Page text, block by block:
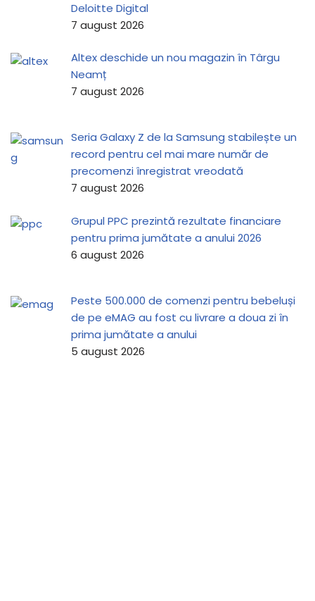
Deloitte Digital
7 august 2026
Altex deschide un nou magazin în Târgu
Neamț
7 august 2026
Seria Galaxy Z de la Samsung stabilește un
record pentru cel mai mare număr de
precomenzi înregistrat vreodată
7 august 2026
Grupul PPC prezintă rezultate financiare
pentru prima jumătate a anului 2026
6 august 2026
Peste 500.000 de comenzi pentru bebeluși
de pe eMAG au fost cu livrare a doua zi în
prima jumătate a anului
5 august 2026